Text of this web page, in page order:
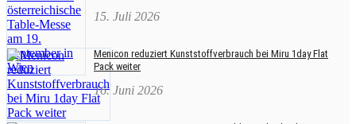
15. Juli 2026
Menicon reduziert Kunststoffverbrauch bei Miru 1day Flat
Pack weiter
16. Juni 2026